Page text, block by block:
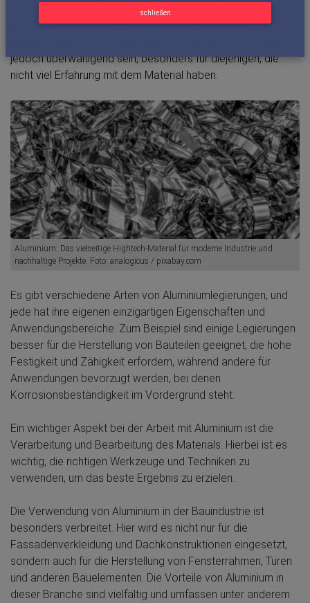
schließen
die beste Qualität erhält. Dieser Schritt ist entscheidend, um
die Qualität und Langlebigkeit der Endprodukte zu
jedoch überwältigend sein, besonders für diejenigen, die
nicht viel Erfahrung mit dem Material haben.
Aluminium: Das vielseitige Hightech-Material für moderne Industrie und
nachhaltige Projekte. Foto: analogicus / pixabay.com
Es gibt verschiedene Arten von Aluminiumlegierungen, und
jede hat ihre eigenen einzigartigen Eigenschaften und
Anwendungsbereiche. Zum Beispiel sind einige Legierungen
besser für die Herstellung von Bauteilen geeignet, die hohe
Festigkeit und Zähigkeit erfordern, während andere für
Anwendungen bevorzugt werden, bei denen
Korrosionsbeständigkeit im Vordergrund steht.
Ein wichtiger Aspekt bei der Arbeit mit Aluminium ist die
Verarbeitung und Bearbeitung des Materials. Hierbei ist es
wichtig, die richtigen Werkzeuge und Techniken zu
verwenden, um das beste Ergebnis zu erzielen.
Die Verwendung von Aluminium in der Bauindustrie ist
besonders verbreitet. Hier wird es nicht nur für die
Fassadenverkleidung und Dachkonstruktionen eingesetzt,
sondern auch für die Herstellung von Fensterrahmen, Türen
und anderen Bauelementen. Die Vorteile von Aluminium in
dieser Branche sind vielfältig und umfassen unter anderem